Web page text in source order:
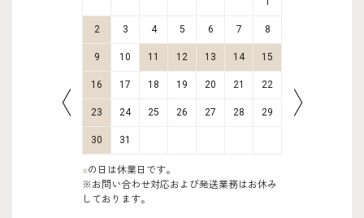
2 3 4 5 6 7 8
9 10 11 12 13 14 15
16 17 18 19 20 21 22
23 24 25 26 27 28 29
30 31
■の日は休業日です。
※お問い合わせ対応および発送業務はお休み
しております。